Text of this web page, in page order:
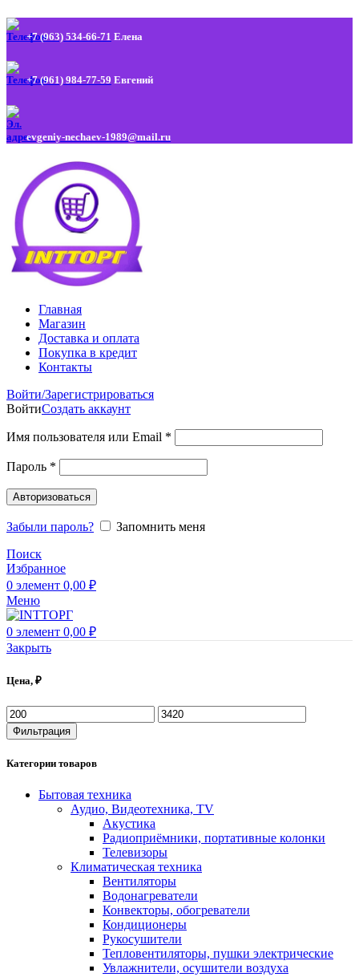
+7 (963) 534-66-71 Елена
+7 (961) 984-77-59 Евгений
evgeniy-nechaev-1989@mail.ru
Главная
Магазин
Доставка и оплата
Покупка в кредит
Контакты
Войти/Зарегистрироваться
ВойтиСоздать аккаунт
Имя пользователя или Email *
Пароль *
Авторизоваться
Забыли пароль?
Запомнить меня
Поиск
Избранное
0 элемент 0,00 ₽
Меню
0 элемент 0,00 ₽
Закрыть
Цена, ₽
Фильтрация
Категории товаров
Бытовая техника
Аудио, Видеотехника, TV
Акустика
Радиоприёмники, портативные колонки
Телевизоры
Климатическая техника
Вентиляторы
Водонагреватели
Конвекторы, обогреватели
Кондиционеры
Рукосушители
Тепловентиляторы, пушки электрические
Увлажнители, осушители воздуха